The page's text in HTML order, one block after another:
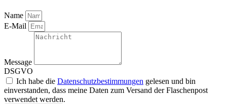
Name
E-Mail
Message
DSGVO
Ich habe die Datenschutzbestimmungen gelesen und bin
einverstanden, dass meine Daten zum Versand der Flaschenpost
verwendet werden.